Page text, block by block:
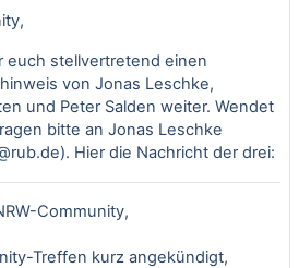
euch stellvertretend einen
von Jonas Leschke,
und Peter Salden weiter. Wendet
bitte an Jonas Leschke
). Hier die Nachricht der drei:
Community,
Treffen kurz angekündigt,